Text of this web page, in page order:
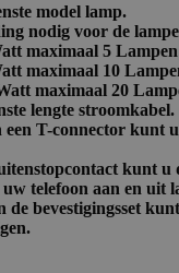
model lamp.
nodig voor de
maximaal 5 Lampen
maximaal 10
maximaal 20
lengte stroomkabel.
T-connector kunt
kunt u
telefoon aan en uit
de bevestigingsset